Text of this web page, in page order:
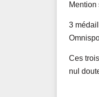
3
Ces
nul